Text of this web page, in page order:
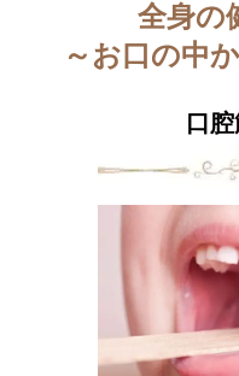
全身の
～お口の中
口